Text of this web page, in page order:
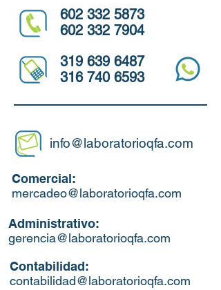
602 332 5873
602 332 7904
319 639 6487
316 740 6593
info@laboratorioqfa.com
Comercial:
mercadeo@laboratorioqfa.com
Administrativo:
gerencia@laboratorioqfa.com
Contabilidad:
contabilidad@laboratorioqfa.com